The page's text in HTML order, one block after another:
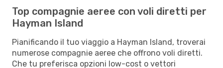
Top compagnie aeree con voli diretti per
Hayman Island
Pianificando il tuo viaggio a Hayman Island, troverai
numerose compagnie aeree che offrono voli diretti.
Che tu preferisca opzioni low-cost o vettori